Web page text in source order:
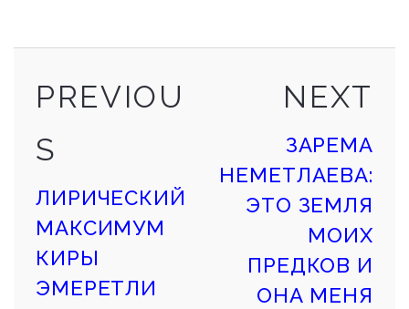
Continue
Reading
PREVIOUS
PREVIOU
S
ЛИРИЧЕСКИЙ
МАКСИМУМ
КИРЫ
ЭМЕРЕТЛИ
NEXT
ЗАРЕМА
НЕМЕТЛАЕВА:
ЭТО ЗЕМЛЯ
МОИХ
ПРЕДКОВ И
ОНА МЕНЯ